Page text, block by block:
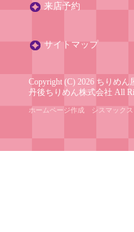
来店予約
サイトマップ
Copyright (C) 2026 ちりめ
丹後ちりめん株式会社 All
ホームページ作成 シスマックス